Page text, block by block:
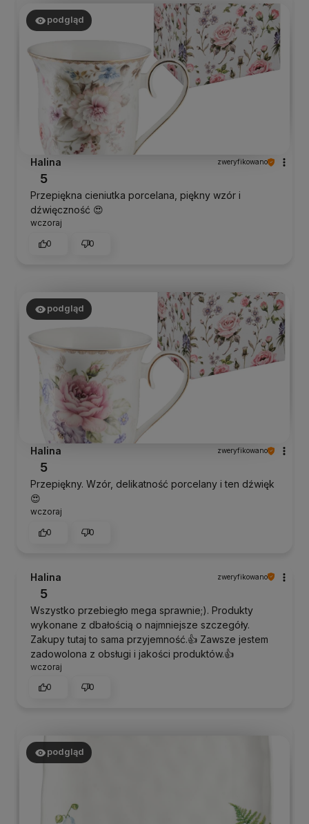
podgląd
Halina zweryfikowano
5
Przepiękna cieniutka porcelana, piękny wzór i
dźwięczność 😍
wczoraj
0
0
podgląd
Halina zweryfikowano
5
Przepiękny. Wzór, delikatność porcelany i ten dźwięk
😍
wczoraj
0
0
Halina zweryfikowano
5
Wszystko przebiegło mega sprawnie;). Produkty
wykonane z dbałością o najmniejsze szczegóły.
Zakupy tutaj to sama przyjemność.👍 Zawsze jestem
zadowolona z obsługi i jakości produktów.👍
wczoraj
0
0
podgląd